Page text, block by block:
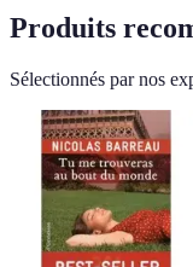
Produits
Sélectionnés par nos